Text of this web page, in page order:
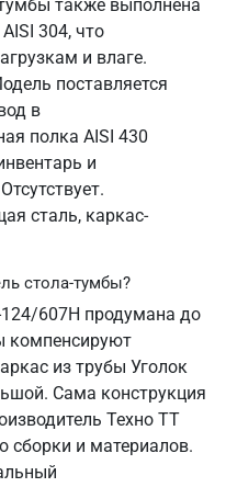
также выполнена
304, что
и влаге.
поставляется
в
полка AISI 430
и
сталь, каркас-
стола-тумбы?
607Н продумана до
компенсируют
из трубы Уголок
Сама конструкция
Техно ТТ
сборки и материалов.